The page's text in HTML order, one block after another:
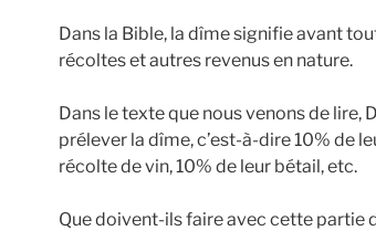
Dans la Bible, la dîme signifie avant
récoltes et autres revenus en nature.
Dans le texte que nous venons de lire,
prélever la dîme, c’est-à-dire 10% de
récolte de vin, 10% de leur bétail, etc.
Que doivent-ils faire avec cette partie